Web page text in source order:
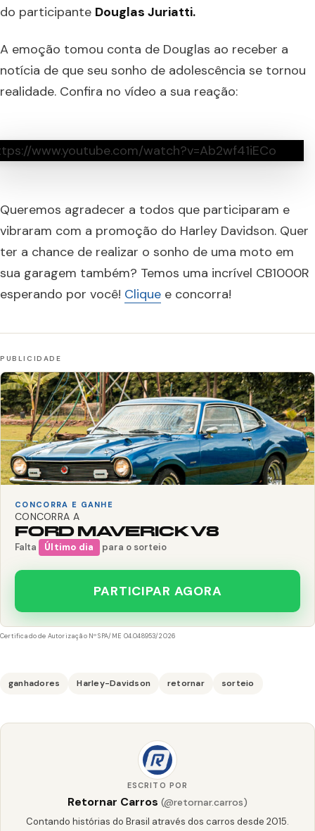
do participante Douglas Juriatti.
A emoção tomou conta de Douglas ao receber a
notícia de que seu sonho de adolescência se tornou
realidade. Confira no vídeo a sua reação:
www.youtube.com/watch?v=Ab2wf41iECo
Queremos agradecer a todos que participaram e
vibraram com a promoção do Harley Davidson. Quer
ter a chance de realizar o sonho de uma moto em
sua garagem também? Temos uma incrível CB1000R
esperando por você! Clique e concorra!
CONCORRA E GANHE
CONCORRA A
FORD MAVERICK V8
Falta Último dia para o sorteio
PARTICIPAR AGORA
Certificado de Autorização Nº SPA/ME 04.048953/2026
ganhadores Harley-Davidson retornar sorteio
ESCRITO POR
Retornar Carros (@retornar.carros)
Contando histórias do Brasil através dos carros desde 2015.